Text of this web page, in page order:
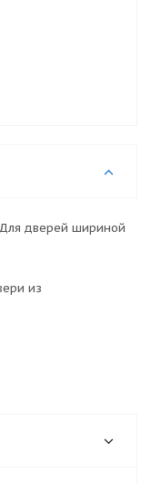
дверей шириной
из